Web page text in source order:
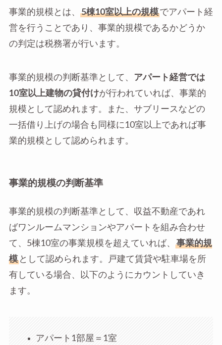
事業的規模とは、 5棟10室以上の規模でアパート経
営を行うことであり、事業的規模であるかどうか
の判定は税務署が行います。
事業的規模の判断基準として、 アパート経営では
10室以上建物の貸付けが行われていれば、事業的
規模として認めれます。また、サブリースなどの
一括借り上げの場合も同様に10室以上であれば事
業的規模として認められます。
事業的規模の判断基準
事業的規模の判断基準として、収益不動産であれ
ばワンルームマンションやアパートを組み合わせ
て、5棟10室の事業規模を超えていれば、
事業的規
模として認められます。戸建て賃貸や駐車場を所
有している場合、以下のようにカウントしていき
ます。
アパート1部屋＝1室